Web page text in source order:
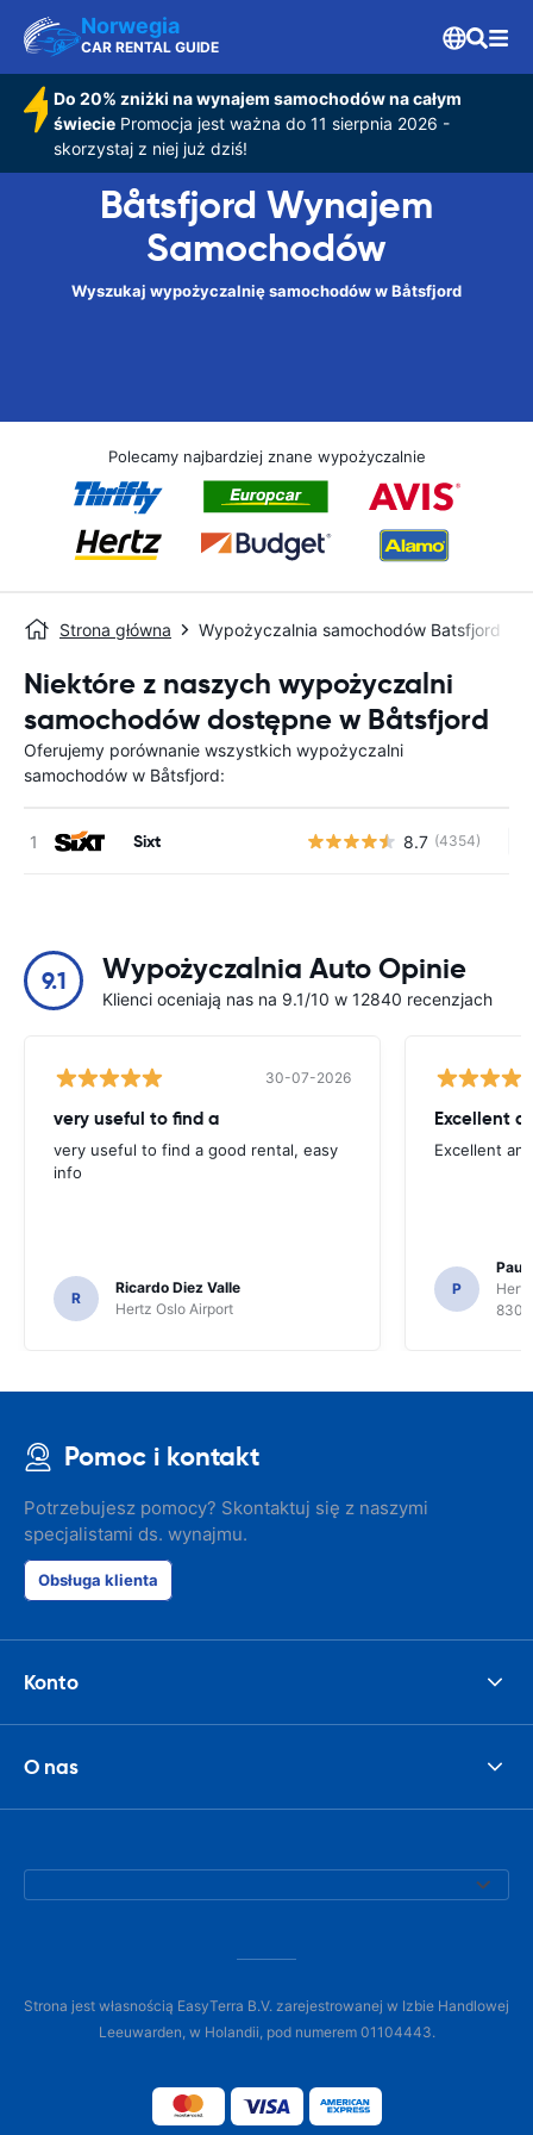
Norwegia
CAR RENTAL GUIDE
Do 20% zniżki na wynajem samochodów na całym
świeciePromocja jest ważna do 11 sierpnia 2026 -
skorzystaj z niej już dziś!
Båtsfjord Wynajem
Samochodów
Wyszukaj wypożyczalnię samochodów w Båtsfjord
Polecamy najbardziej znane wypożyczalnie
Strona główna Wypożyczalnia samochodów Batsfjord
Niektóre z naszych wypożyczalni
samochodów dostępne w Båtsfjord
Oferujemy porównanie wszystkich wypożyczalni
samochodów w Båtsfjord:
Sixt 8.7 (4354)
9.1 Wypożyczalnia Auto Opinie
Klienci oceniają nas na 9.1/10 w 12840 recenzjach
30-07-2026
very useful to find a
very useful to find a good rental, easy
info
R
Ricardo Diez Valle
Hertz Oslo Airport
Excellent
Excellent
P
Paul
8300
Pomoc i kontakt
Potrzebujesz pomocy? Skontaktuj się z naszymi
specjalistami ds. wynajmu.
Obsługa klienta
Konto
O nas
Strona jest własnością EasyTerra B.V. zarejestrowanej w Izbie Handlowej
Leeuwarden, w Holandii, pod numerem 01104443.